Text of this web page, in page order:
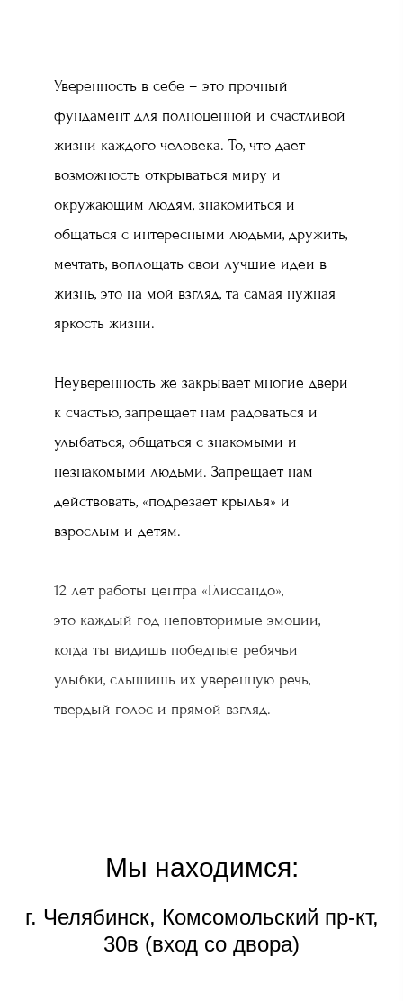
Уверенность в себе – это прочный
фундамент для полноценной и счастливой
жизни каждого человека. То, что дает
возможность открываться миру и
окружающим людям, знакомиться и
общаться с интересными людьми, дружить,
мечтать, воплощать свои лучшие идеи в
жизнь, это на мой взгляд, та самая нужная
яркость жизни.
Неуверенность же закрывает многие двери
к счастью, запрещает нам радоваться и
улыбаться, общаться с знакомыми и
незнакомыми людьми. Запрещает нам
действовать, «подрезает крылья» и
взрослым и детям.
12 лет работы центра «Глиссандо»,
это каждый год неповторимые эмоции,
когда ты видишь победные ребячьи
улыбки, слышишь их уверенную речь,
твердый голос и прямой взгляд.
Мы находимся:
г. Челябинск, Комсомольский пр-кт,
30в (вход со двора)